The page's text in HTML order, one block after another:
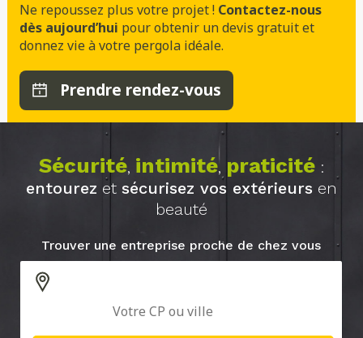
Ne repoussez plus votre projet ! Contactez-nous
dès aujourd’hui pour obtenir un devis gratuit et
donnez vie à votre pergola idéale.
Prendre rendez-vous
Sécurité, intimité, praticité:
entourez et sécurisez vos extérieurs en
beauté
Trouver une entreprise proche de chez vous